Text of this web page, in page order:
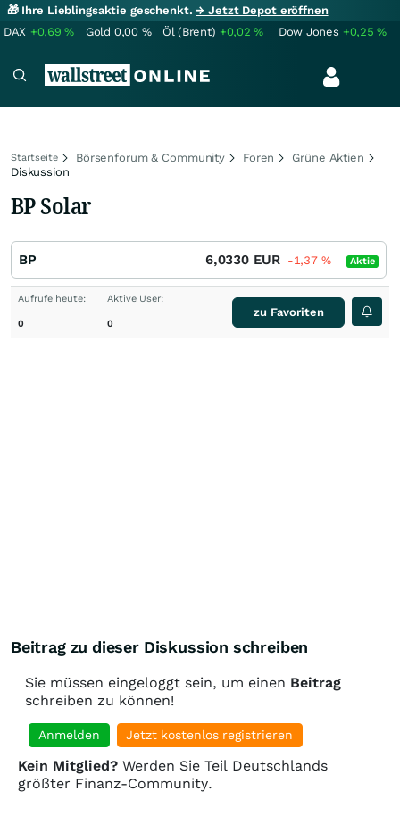
🎁 Ihre Lieblingsaktie geschenkt.→ Jetzt Depot eröffnen
DAX +0,69% Gold 0,00 % Öl (Brent) +0,02% Dow Jones +0,25%
Startseite Börsenforum & Community Foren
Grüne Aktien
Diskussion
BP Solar
BP 6,0330 EUR -1,37 % Aktie
Aufrufe heute:
0
Aktive User:
0
zu Favoriten
Beitrag zu dieser Diskussion schreiben
Sie müssen eingeloggt sein, um einen Beitrag
schreiben zu können!
Anmelden Jetzt kostenlos registrieren
Kein Mitglied? Werden Sie Teil Deutschlands
größter Finanz-Community.